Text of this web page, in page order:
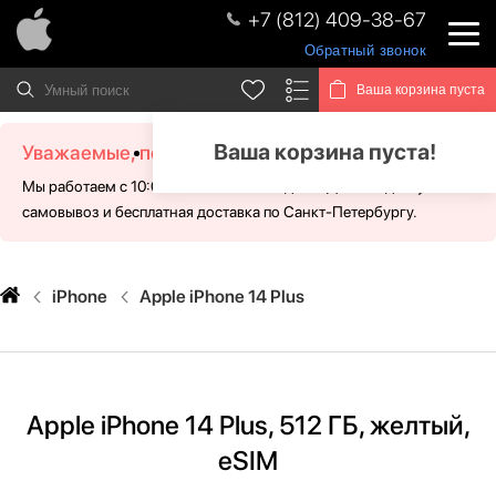
+7 (812) 409-38-67
Обратный звонок
Ваша корзина пуста
Ваша корзина пуста!
Уважаемые, посетители!
Мы работаем с 10:00 - 21:00 без выходных. Для Вас доступен
самовывоз и бесплатная доставка по Санкт-Петербургу.
iPhone Apple iPhone 14 Plus
Apple iPhone 14 Plus, 512 ГБ, желтый,
eSIM